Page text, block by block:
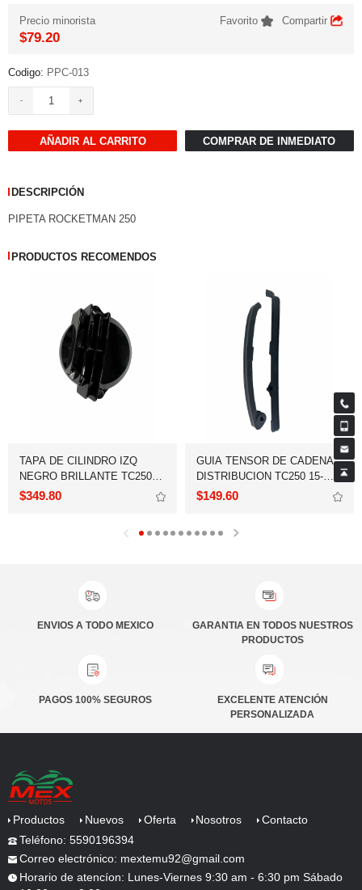
Precio minorista
$79.20
Favorito Compartir
Codigo: PPC-013
AÑADIR AL CARRITO COMPRAR DE INMEDIATO
DESCRIPCIÓN
PIPETA ROCKETMAN 250
PRODUCTOS RECOMENDOS
20-24
$349.80 $149.60
ENVIOS A TODO MEXICO
PRODUCTOS
PAGOS 100% SEGUROS
PERSONALIZADA
Productos Nuevos Oferta Nosotros
Contacto
Teléfono: 5590196394
Correo electrónico: mextemu92@gmail.com